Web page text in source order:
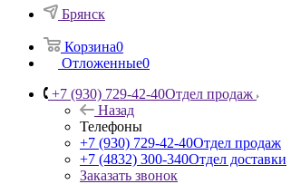
Брянск
Корзина0
Отложенные0
+7 (930) 729-42-40Отдел продаж
Назад
Телефоны
+7 (930) 729-42-40Отдел продаж
+7 (4832) 300-340Отдел доставки
Заказать звонок